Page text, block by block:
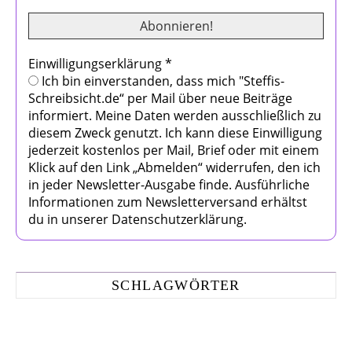
Einwilligungserklärung*
Ich bin einverstanden, dass mich "Steffis-
Schreibsicht.de“ per Mail über neue Beiträge
informiert. Meine Daten werden ausschließlich zu
diesem Zweck genutzt. Ich kann diese Einwilligung
jederzeit kostenlos per Mail, Brief oder mit einem
Klick auf den Link „Abmelden“ widerrufen, den ich
in jeder Newsletter-Ausgabe finde. Ausführliche
Informationen zum Newsletterversand erhältst
du in unserer Datenschutzerklärung.
SCHLAGWÖRTER